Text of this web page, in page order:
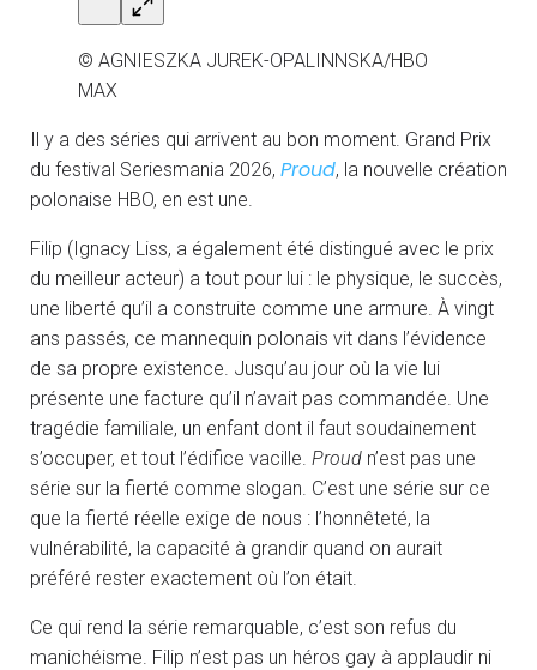
© AGNIESZKA JUREK-OPALINNSKA/HBO
MAX
Il y a des séries qui arrivent au bon moment. Grand Prix
du festival Seriesmania 2026, Proud, la nouvelle création
polonaise HBO, en est une.
Filip (Ignacy Liss, a également été distingué avec le prix
du meilleur acteur) a tout pour lui : le physique, le succès,
une liberté qu’il a construite comme une armure. À vingt
ans passés, ce mannequin polonais vit dans l’évidence
de sa propre existence. Jusqu’au jour où la vie lui
présente une facture qu’il n’avait pas commandée. Une
tragédie familiale, un enfant dont il faut soudainement
s’occuper, et tout l’édifice vacille. Proud n’est pas une
série sur la fierté comme slogan. C’est une série sur ce
que la fierté réelle exige de nous : l’honnêteté, la
vulnérabilité, la capacité à grandir quand on aurait
préféré rester exactement où l’on était.
Ce qui rend la série remarquable, c’est son refus du
manichéisme. Filip n’est pas un héros gay à applaudir ni